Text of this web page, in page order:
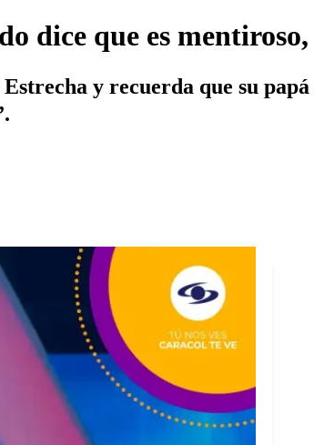
dice que es mentiroso,
y recuerda que su